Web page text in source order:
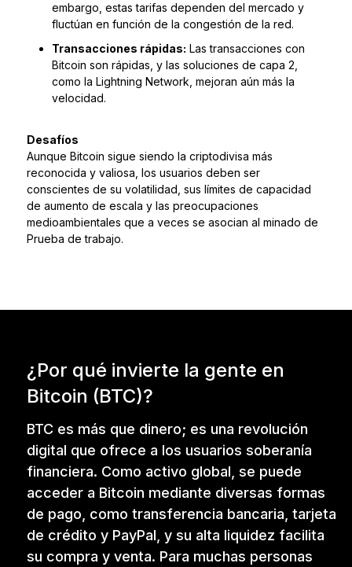
embargo, estas tarifas dependen del mercado y
fluctúan en función de la congestión de la red.
Transacciones rápidas: Las transacciones con
Bitcoin son rápidas, y las soluciones de capa 2,
como la Lightning Network, mejoran aún más la
velocidad.
Desafíos
Aunque Bitcoin sigue siendo la criptodivisa más
reconocida y valiosa, los usuarios deben ser
conscientes de su volatilidad, sus límites de capacidad
de aumento de escala y las preocupaciones
medioambientales que a veces se asocian al minado de
Prueba de trabajo.
¿Por qué invierte la gente en
Bitcoin (BTC)?
BTC es más que dinero; es una revolución
digital que ofrece a los usuarios soberanía
financiera. Como activo global, se puede
acceder a Bitcoin mediante diversas formas
de pago, como transferencia bancaria, tarjeta
de crédito y PayPal, y su alta liquidez facilita
su compra y venta. Para muchas personas